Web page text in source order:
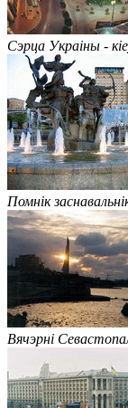
Сэрца Украіны -
Помнік
Вячэрні